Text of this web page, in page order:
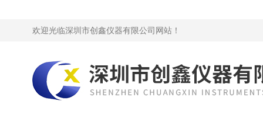
欢迎光临深圳市创鑫仪器有限公司网站！